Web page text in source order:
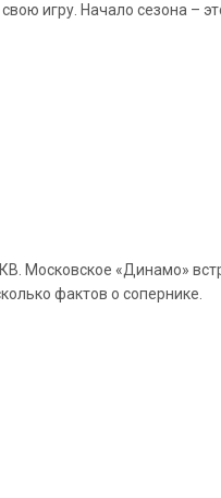
игру. Начало сезона –
Московское «Динамо»
фактов о сопернике.